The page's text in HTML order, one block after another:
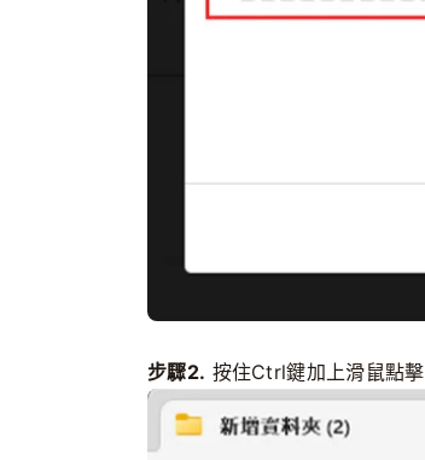
步驟2. 按住Ctrl鍵加上滑鼠點擊